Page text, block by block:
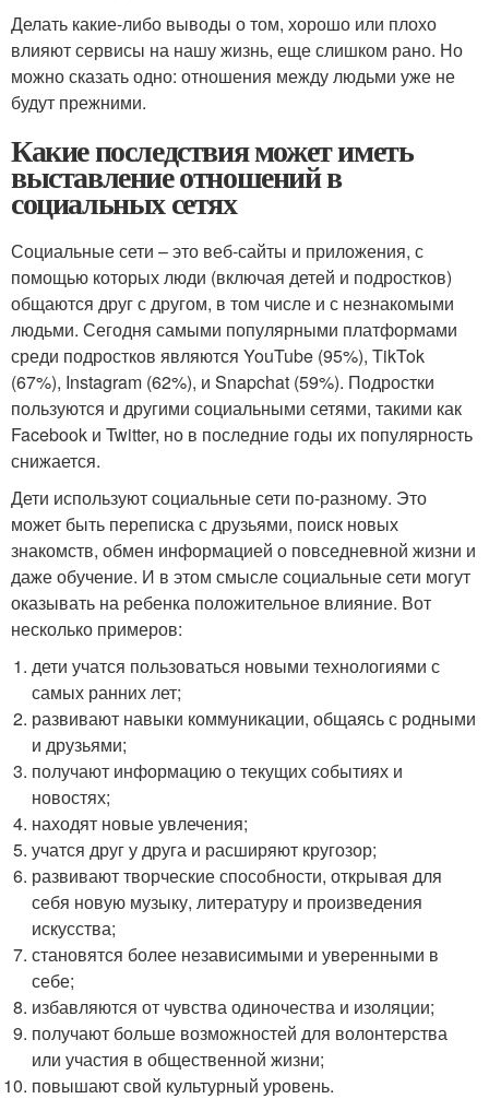
Делать какие-либо выводы о том, хорошо или плохо
влияют сервисы на нашу жизнь, еще слишком рано. Но
можно сказать одно: отношения между людьми уже не
будут прежними.
Какие последствия может иметь
выставление отношений в
социальных сетях
Социальные сети – это веб-сайты и приложения, с
помощью которых люди (включая детей и подростков)
общаются друг с другом, в том числе и с незнакомыми
людьми. Сегодня самыми популярными платформами
среди подростков являются YouTube (95%), TikTok
(67%), Instagram (62%), и Snapchat (59%). Подростки
пользуются и другими социальными сетями, такими как
Facebook и Twitter, но в последние годы их популярность
снижается.
Дети используют социальные сети по-разному. Это
может быть переписка с друзьями, поиск новых
знакомств, обмен информацией о повседневной жизни и
даже обучение. И в этом смысле социальные сети могут
оказывать на ребенка положительное влияние. Вот
несколько примеров:
дети учатся пользоваться новыми технологиями с
самых ранних лет;
развивают навыки коммуникации, общаясь с родными
и друзьями;
получают информацию о текущих событиях и
новостях;
находят новые увлечения;
учатся друг у друга и расширяют кругозор;
развивают творческие способности, открывая для
себя новую музыку, литературу и произведения
искусства;
становятся более независимыми и уверенными в
себе;
избавляются от чувства одиночества и изоляции;
получают больше возможностей для волонтерства
или участия в общественной жизни;
повышают свой культурный уровень.